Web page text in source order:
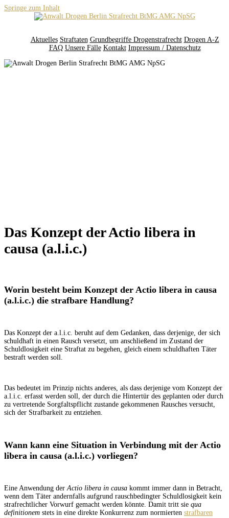
Springe zum Inhalt
Aktuelles Straftaten Grundbegriffe Drogenstrafrecht Drogen A-Z
FAQ Unsere Fälle Kontakt Impressum / Datenschutz
Das Konzept der Actio libera in
causa (a.l.i.c.)
Worin besteht beim Konzept der Actio libera in causa
(a.l.i.c.) die strafbare Handlung?
Das Konzept der a.l.i.c. beruht auf dem Gedanken, dass derjenige, der sich
schuldhaft in einen Rausch versetzt, um anschließend im Zustand der
Schuldlosigkeit eine Straftat zu begehen, gleich einem schuldhaften Täter
bestraft werden soll.
Das bedeutet im Prinzip nichts anderes, als dass derjenige vom Konzept der
a.l.i.c. erfasst werden soll, der durch die Hintertür des geplanten oder durch
zu vertretende Sorgfaltspflicht zustande gekommenen Rausches versucht,
sich der Strafbarkeit zu entziehen.
Wann kann eine Situation in Verbindung mit der Actio
libera in causa (a.l.i.c.) vorliegen?
Eine Anwendung der Actio libera in causa kommt immer dann in Betracht,
wenn dem Täter andernfalls aufgrund rauschbedingter Schuldlosigkeit kein
strafrechtlicher Vorwurf gemacht werden könnte. Damit tritt sie qua
definitionem stets in eine direkte Konkurrenz zum normierten strafbaren